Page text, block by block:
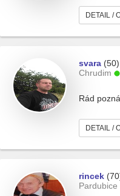
DETAIL /
svara (50)
Chrudim
Rád
DETAIL /
rincek
Pardubice